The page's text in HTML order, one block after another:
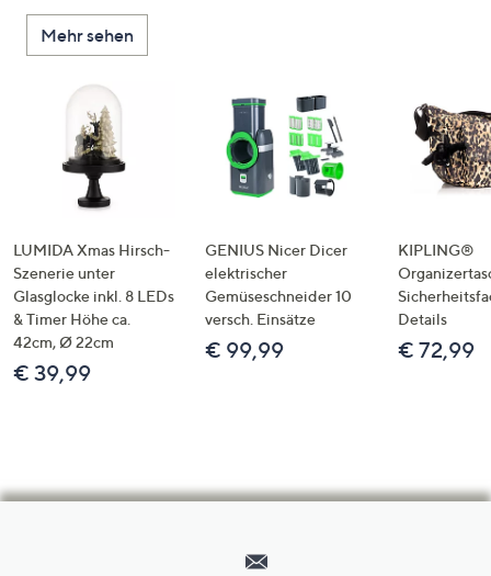
Mehr sehen
LUMIDA Xmas Hirsch-
Szenerie unter
Glasglocke inkl. 8 LEDs
& Timer Höhe ca.
42cm, Ø 22cm
€ 39,99
GENIUS Nicer Dicer
elektrischer
Gemüseschneider 10
versch. Einsätze
€ 99,99
KIPLING®
Details
€ 72,99